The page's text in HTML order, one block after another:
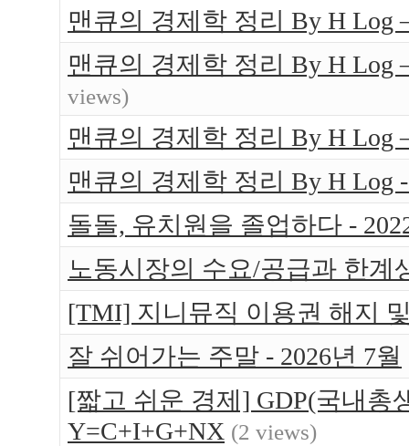
맨큐의 경제학 정리 By H Log
맨큐의 경제학 정리 By H Log
views)
맨큐의 경제학 정리 By H Log
맨큐의 경제학 정리 By H Log
돌돌, 유치원을 졸업하다 -
노동시장의 수요/공급과 한계
[TMI] 지니뮤직 이용권 해지
잘 쉬어가는 주말 - 2026년 7월
[짧고 쉬운 경제] GDP(국내총
Y=C+I+G+NX (2 views)